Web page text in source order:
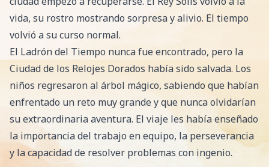
vida, su rostro mostrando sorpresa y alivio. El tiempo
volvió a su curso normal.
El Ladrón del Tiempo nunca fue encontrado, pero la
Ciudad de los Relojes Dorados había sido salvada. Los
niños regresaron al árbol mágico, sabiendo que habían
enfrentado un reto muy grande y que nunca olvidarían
su extraordinaria aventura. El viaje les había enseñado
la importancia del trabajo en equipo, la perseverancia
y la capacidad de resolver problemas con ingenio.